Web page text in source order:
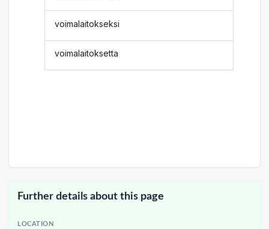
voimalaitokseksi
voimalaitoksetta
Further details about this page
LOCATION